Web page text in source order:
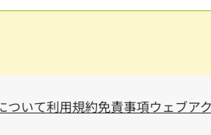
ついて利用規約免責事項ウェブア